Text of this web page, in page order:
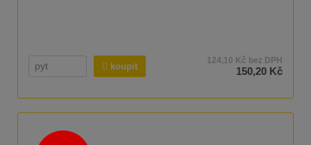
koupit
124,10 Kč bez DPH
150,20 Kč